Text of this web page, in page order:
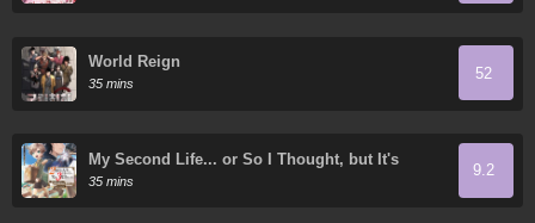
World Reign
35 mins
52
My Second Life... or So I Thought, but It's
Actually My Third Life
35 mins
9.2